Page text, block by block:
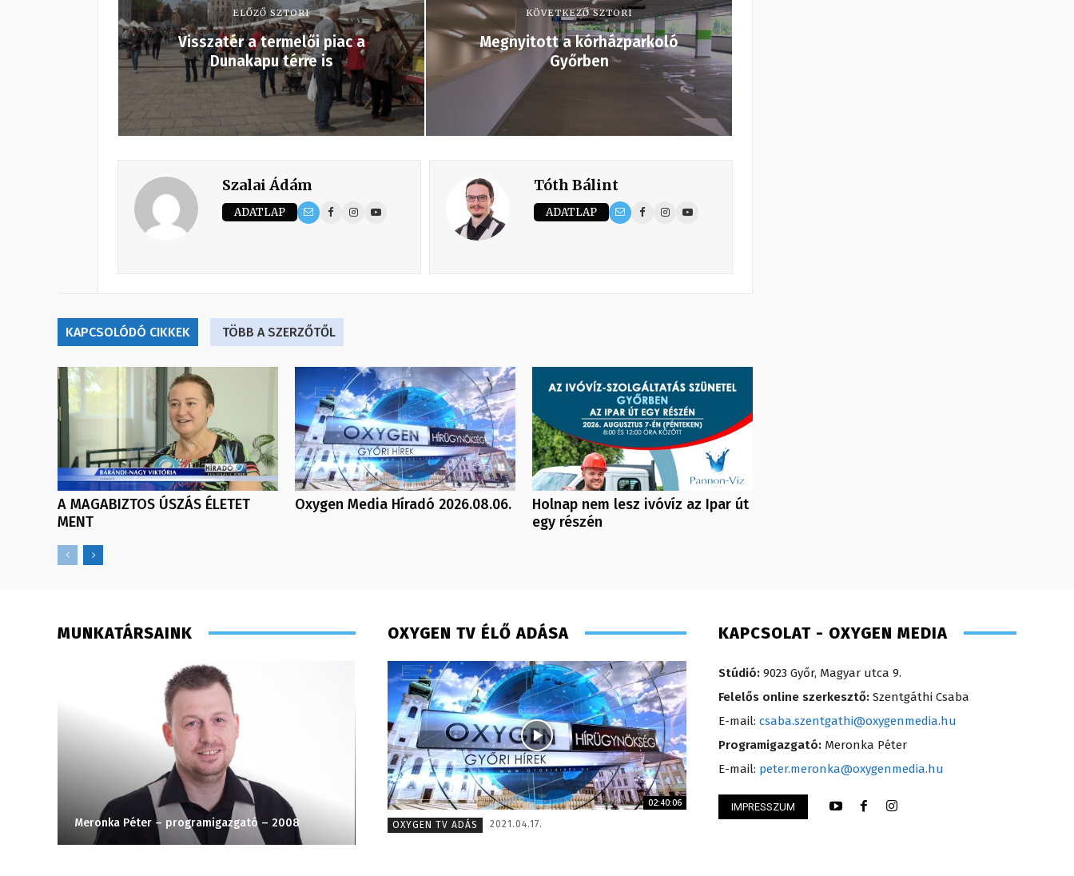
ELŐZŐ SZTORI
Visszatér a termelői piac a
Dunakapu térre is
KÖVETKEZŐ SZTORI
Megnyitott a kórházparkoló
Győrben
Szalai Ádám
ADATLAP
Tóth Bálint
ADATLAP
KAPCSOLÓDÓ CIKKEK TÖBB A SZERZŐTŐL
A MAGABIZTOS ÚSZÁS ÉLETET
MENT
Oxygen Media Híradó 2026.08.06.
Holnap nem lesz ivóvíz az Ipar út
egy részén
MUNKATÁRSAINK
Meronka Péter – programigazgató – 2008 Tóth Bálint – operatőr-vágó Juhászné M. Veronika – könyvelő – 2014
OXYGEN TV ÉLŐ ADÁSA
02:40:06
OXYGEN TV ADÁS
2021.04.17.
KAPCSOLAT - OXYGEN MEDIA
Stúdió: 9023 Győr, Magyar utca 9.
Felelős online szerkesztő: Szentgáthi Csaba
E-mail: csaba.szentgathi@oxygenmedia.hu
Programigazgató: Meronka Péter
E-mail: peter.meronka@oxygenmedia.hu
IMPRESSZUM